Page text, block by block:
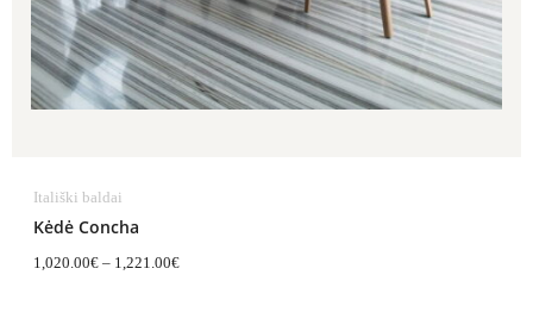
Itališki baldai
Kėdė Concha
1,020.00€ – 1,221.00€